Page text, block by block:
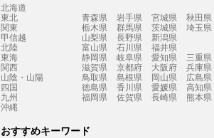
北海道
東北
青森県 岩手県 宮城県 秋田県
関東
栃木県 群馬県 茨城県 埼玉県
甲信越
山梨県 長野県
新潟県
北陸
富山県 石川県
福井県
東海
静岡県 岐阜県 愛知県
三重県
関西
滋賀県 京都府 大阪府 兵庫県
山陰・山陽
鳥取県 島根県 岡山県 広島県
四国
徳島県 香川県 愛媛県
高知県
九州
福岡県 佐賀県 長崎県 熊本県
沖縄
おすすめキーワード